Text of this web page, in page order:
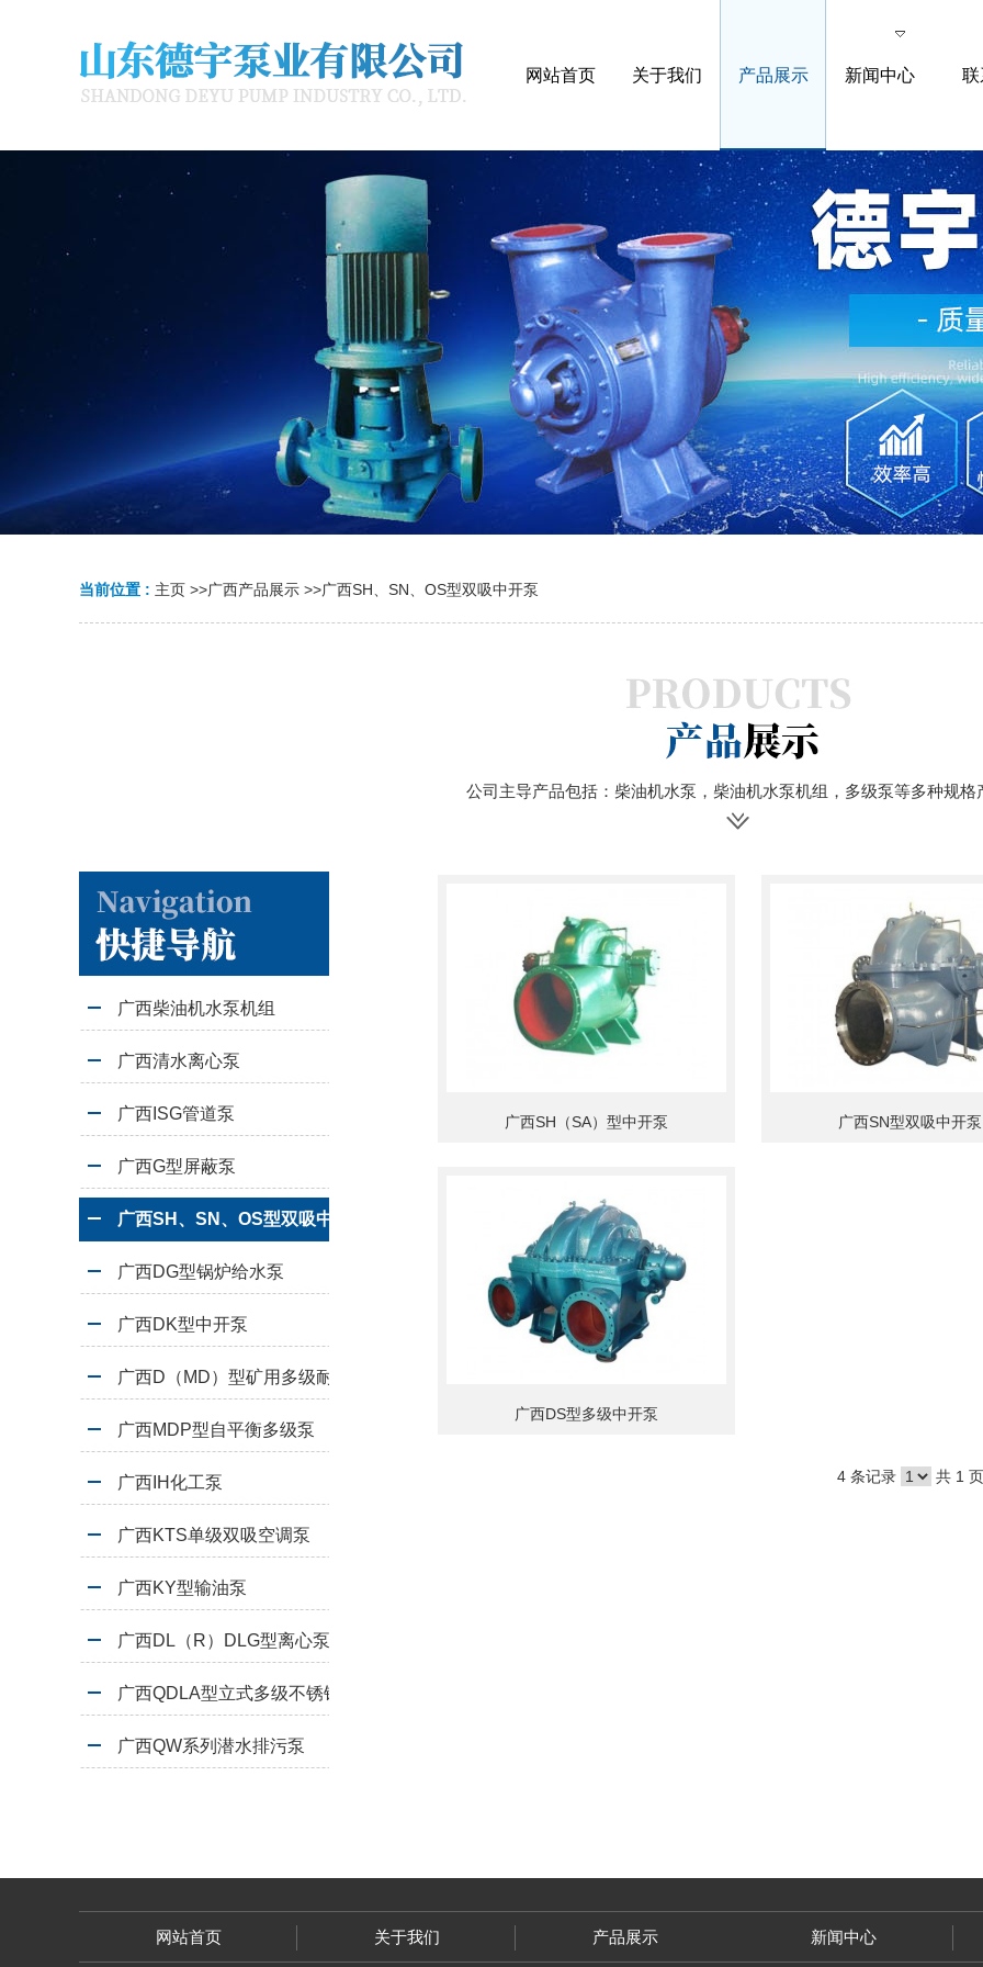
网站首页 关于我们 产品展示 新闻中心 联
当前位置 : 主页 >>广西产品展示 >>广西SH、SN、OS型双吸中开泵
公司主导产品包括：柴油机水泵，柴油机水泵机组，多级泵等多种规格
广西柴油机水泵机组
广西清水离心泵
广西ISG管道泵
广西G型屏蔽泵
广西SH、SN、OS型双吸中开泵
广西DG型锅炉给水泵
广西DK型中开泵
广西D（MD）型矿用多级耐磨离心泵
广西MDP型自平衡多级泵
广西IH化工泵
广西KTS单级双吸空调泵
广西KY型输油泵
广西DL（R）DLG型离心泵
广西QDLA型立式多级不锈钢泵
广西QW系列潜水排污泵
广西SH（SA）型中开泵 广西SN型双吸中开泵
广西DS型多级中开泵
4 条记录 共 1 页
网站首页 关于我们 产品展示 新闻中心